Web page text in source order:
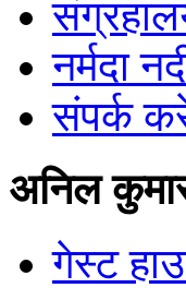
नर्मदा
संपर्क
अनिल कुमार
गेस्ट